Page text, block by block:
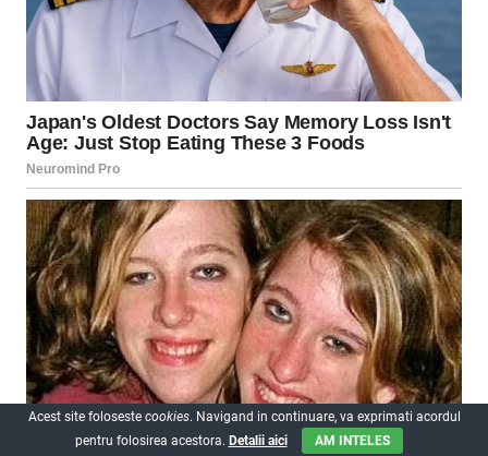
Acest site foloseste cookies. Navigand in continuare, va exprimati acordul
pentru folosirea acestora. Detalii aici AM INTELES